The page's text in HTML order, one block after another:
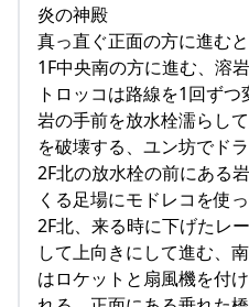
炎の神殿
真っ直ぐ正面の方に進む
1F中央南の方に進む、溶
トロッコは路線を1回ず
岩の手前を放水栓濡らし
を破壊する、ユン坊でド
2F北の放水栓の前にある
くる足場にモドレコを使
2F北、来る時に下げたレ
して上向きにして進む、
はロケットと扇風機を付